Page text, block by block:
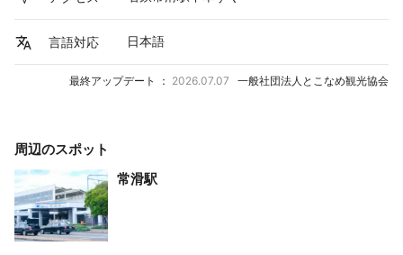
言語対応 日本語
最終アップデート ： 2026.07.07 一般社団法人とこなめ観光協会
周辺のスポット
常滑駅